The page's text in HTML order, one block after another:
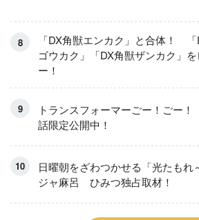
「DX角獣エンカク」と合体！
ゴウカク」「DX角獣ザンカク」を
ー！
トランスフォーマーごー！ごー
話限定公開中！
日曜朝をざわつかせる「光たもれ
ジャ麻呂 ひみつ独占取材！